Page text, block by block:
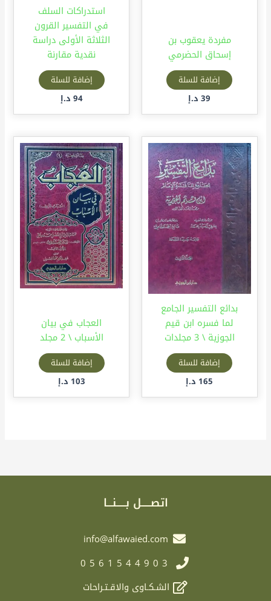
مفردة يعقوب بن
إسحاق الحضرمي
إضافة للسلة
39 د.إ
استدراكات السلف
في التفسير القرون
الثلاثة الأولى دراسة
نقدية مقارنة
إضافة للسلة
94 د.إ
بدائع التفسير الجامع
لما فسره ابن قيم
الجوزية \ 3 مجلدات
إضافة للسلة
165 د.إ
العجاب في بيان
الأسباب \ 2 مجلد
إضافة للسلة
103 د.إ
اتصـــــل بـــــنـــا
info@alfawaied.com
0561544903
الشـكـاوى والاقـتـراحات